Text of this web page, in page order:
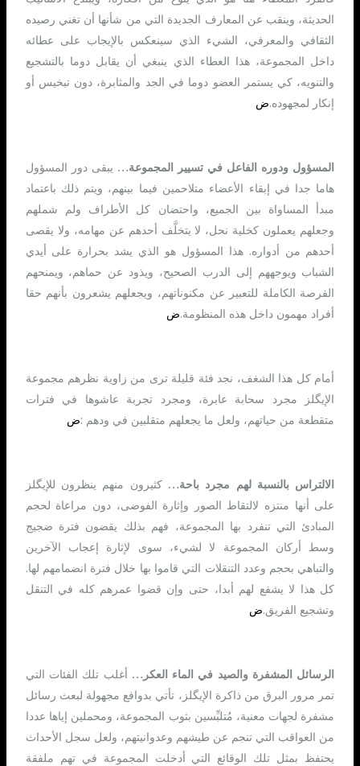
الحديثة، وينقب عن المعارف الجديدة التي من شأنها أن تغني رصيده
الثقافي والمعرفي، الشيء الذي سينعكس بالإيجاب على عطائه
داخل المجموعة، هذا العطاء الذي ينبغي أن يقابل دوما بالتشجيع
والتنويه، كي يستمر العضو دوما في الجد والمثابرة، دون تبخيس أو
إنكار لمجهوده.ض
المسؤول ودوره الفاعل في تسيير المجموعة… يبقى دور المسؤول
هاما جدا في إبقاء الأعضاء متلاحمين فيما بينهم، ويتم ذلك باعتماد
مبدأ المساواة بين الجميع، واحتضان كل الأطراف ولم شملهم
وجعلهم يعملون كخلية نحل، لا يتخلَّف أحدهم عن مهامه، ولا يقصى
أحدهم من أدواره. هذا المسؤول هو الذي يشد بحرارة على أيدي
الشباب ويوجههم إلى الدرب الصحيح، ويذود عن حماهم، ويمنحهم
الفرصة الكاملة للتعبير عن مكنوناتهم، ويجعلهم يشعرون بأنهم حقا
أفراد مهمون داخل هذه المنظومة.ض
أمام كل هذا الشغف، نجد فئة قليلة ترى من زاوية نظرهم مجموعة
الإيگلز مجرد سحابة عابرة، ومجرد تجربة عاشوها في فترات
متقطعة من حياتهم، ولعل ما يجعلهم متقلبين في ودهم :ض
الالتراس بالنسبة لهم مجرد باحة… كثيرون منهم ينظرون للإيگلز
على أنها منتزه لالتقاط الصور وإثارة الفوضى، دون مراعاة لحجم
المبادئ التي تنفرد بها المجموعة، فهم بذلك يقضون فترة ضجيج
وسط أركان المجموعة لا لشيء، سوى لإثارة إعجاب الآخرين
والتباهي بحجم وعدد التنقلات التي قاموا بها خلال فترة انضمامهم لها.
كل هذا لا يشفع لهم أبدا، حتى وإن قضوا عمرهم كله في التنقل
وتشجيع الفريق.ض
الرسائل المشفرة والصيد في الماء العكر… أغلب تلك الفئات التي
تمر مرور البرق من ذاكرة الإيگلز، تأتي بدوافع مجهولة لبعث رسائل
مشفرة لجهات معنية، مُتلبِّسين بثوب المجموعة، ومحملين إياها عددا
من العواقب التي تنجم عن طيشهم وعدوانيتهم، ولعل سجل الأحداث
يحتفظ بمثل تلك الوقائع التي أدخلت المجموعة في تهم ملفقة